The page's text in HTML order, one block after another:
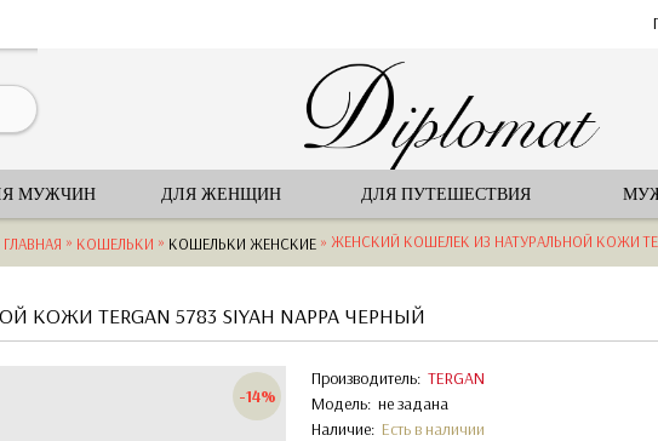
МУЖЧИН ДЛЯ ЖЕНЩИН ДЛЯ ПУТЕШЕСТВИЯ
ГЛАВНАЯ » КОШЕЛЬКИ » КОШЕЛЬКИ ЖЕНСКИЕ» ЖЕНСКИЙ КОШЕЛЕК ИЗ НАТУРАЛЬНОЙ КОЖИ
TERGAN 5783 SIYAH NAPPA ЧЕРНЫЙ
-14%
Производитель: TERGAN
Модель: не задана
Наличие: Есть в наличии